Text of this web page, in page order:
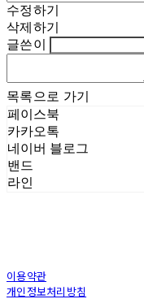
수정하기
삭제하기
글쓴이
목록으로 가기
페이스북
카카오톡
네이버 블로그
밴드
라인
이용약관
개인정보처리방침